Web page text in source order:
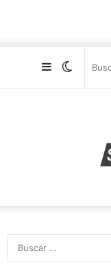
Switch
Sidebar